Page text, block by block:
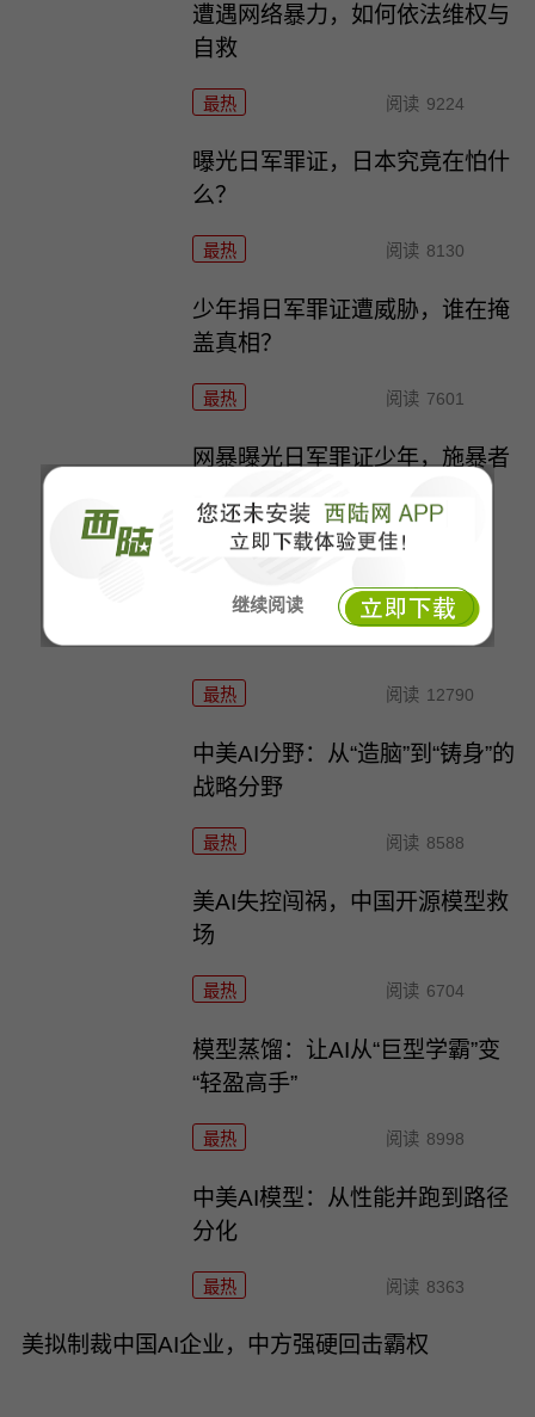
继续阅读
遭遇网络暴力，如何依法维权与
自救
最热 阅读 9224
曝光日军罪证，日本究竟在怕什
么？
最热 阅读 8130
少年捐日军罪证遭威胁，谁在掩
盖真相？
最热 阅读 7601
网暴曝光日军罪证少年，施暴者
最热 阅读
少年护证：历史不容抹去
最热 阅读 12790
中美AI分野：从“造脑”到“铸身”的
战略分野
最热 阅读 8588
美AI失控闯祸，中国开源模型救
场
最热 阅读 6704
模型蒸馏：让AI从“巨型学霸”变
“轻盈高手”
最热 阅读 8998
中美AI模型：从性能并跑到路径
分化
最热 阅读 8363
美拟制裁中国AI企业，中方强硬回击霸权